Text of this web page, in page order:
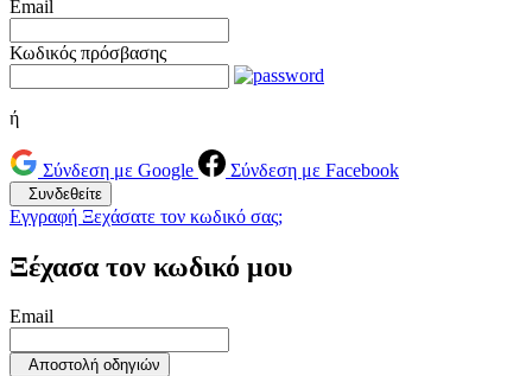
Email
Κωδικός πρόσβασης
ή
Σύνδεση με Google Σύνδεση με Facebook
Συνδεθείτε
Εγγραφή Ξεχάσατε τον κωδικό σας;
Ξέχασα τον κωδικό μου
Email
Αποστολή οδηγιών